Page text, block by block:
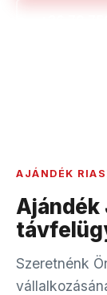
AJÁNDÉK
Ajándék
Szeretnénk